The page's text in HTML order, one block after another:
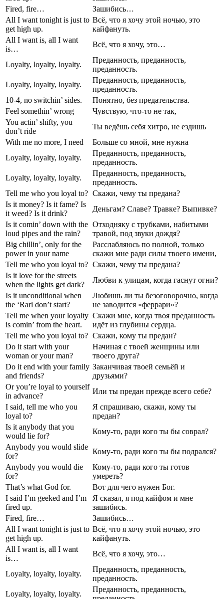
Fired, fire…
Зашибись…
All I want tonight is just to
get high up.
Всё, что я хочу этой ночью, это
кайфануть.
All I want is, all I want
is…
Всё, что я хочу, это…
Loyalty, loyalty, loyalty.
Преданность, преданность,
преданность.
Loyalty, loyalty, loyalty.
Преданность, преданность,
преданность.
10-4, no switchin’ sides.
Понятно, без предательства.
Feel somethin’ wrong
Чувствую, что-то не так,
You actin’ shifty, you
don’t ride
Ты ведёшь себя хитро, не ездишь
With me no more, I need
Больше со мной, мне нужна
Loyalty, loyalty, loyalty.
Преданность, преданность,
преданность.
Loyalty, loyalty, loyalty.
Преданность, преданность,
преданность.
Tell me who you loyal to? Скажи, чему ты предана?
Is it money? Is it fame? Is
it weed? Is it drink?
Деньгам? Славе? Травке? Выпивке?
Is it comin’ down with the
loud pipes and the rain?
Отходняку с трубками, набитыми
травой, под звуки дождя?
Big chillin’, only for the
power in your name
Расслабляюсь по полной, только
скажи мне ради силы твоего имени,
Tell me who you loyal to? Скажи, чему ты предана?
Is it love for the streets
when the lights get dark?
Любви к улицам, когда гаснут огни?
Is it unconditional when
the ‘Rari don’t start?
Любишь ли ты безоговорочно, когда
не заводится «феррари»?
Tell me when your loyalty
is comin’ from the heart.
Скажи мне, когда твоя преданность
идёт из глубины сердца.
Tell me who you loyal to? Скажи, кому ты предан?
Do it start with your
woman or your man?
Начиная с твоей женщины или
твоего друга?
Do it end with your family
and friends?
Заканчивая твоей семьёй и
друзьями?
Or you’re loyal to yourself
in advance?
Или ты предан прежде всего себе?
I said, tell me who you
loyal to?
Я спрашиваю, скажи, кому ты
предан?
Is it anybody that you
would lie for?
Кому-то, ради кого ты бы соврал?
Anybody you would slide
for?
Кому-то, ради кого ты бы подрался?
Anybody you would die
for?
Кому-то, ради кого ты готов
умереть?
That’s what God for.
Вот для чего нужен Бог.
I said I’m geeked and I’m
fired up.
Я сказал, я под кайфом и мне
зашибись.
Fired, fire…
Зашибись…
All I want tonight is just to
get high up.
Всё, что я хочу этой ночью, это
кайфануть.
All I want is, all I want
is…
Всё, что я хочу, это…
Loyalty, loyalty, loyalty.
Преданность, преданность,
преданность.
Loyalty, loyalty, loyalty.
Преданность, преданность,